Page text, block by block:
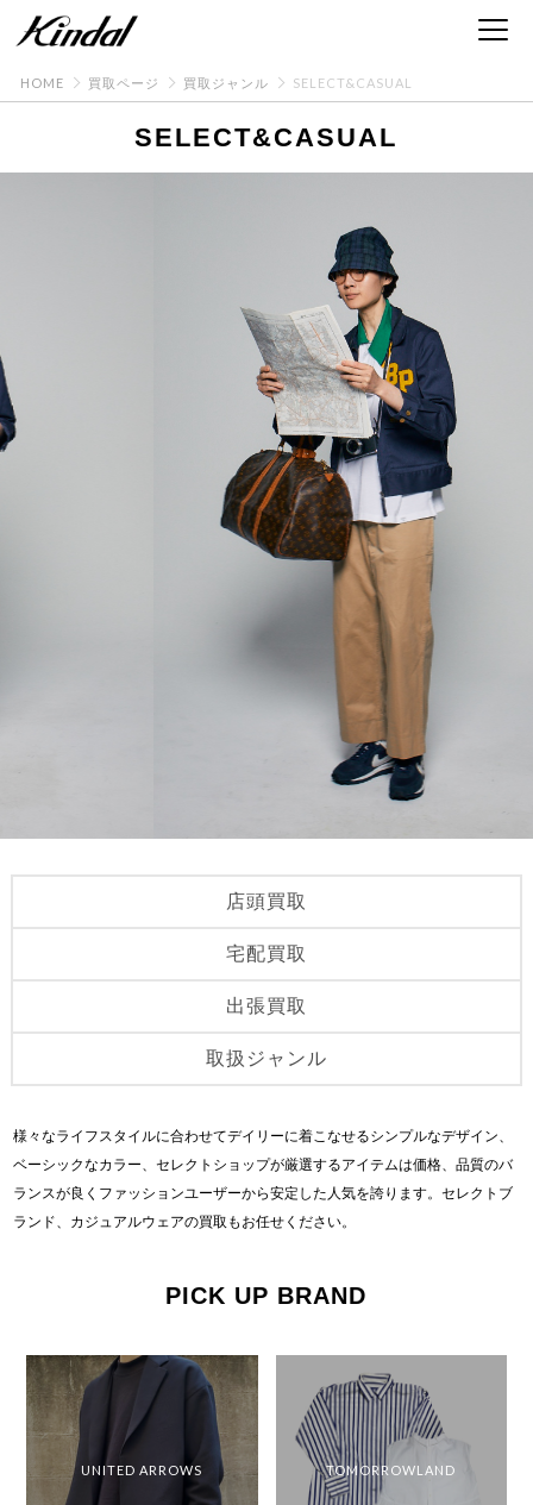
HOME 買取ページ 買取ジャンル SELECT&CASUAL
SELECT&CASUAL
セレクト＆カジュ
店頭買取
宅配買取
出張買取
取扱ジャンル
様々なライフスタイルに合わせてデイリーに着こなせるシンプルなデザイン、
ベーシックなカラー、セレクトショップが厳選するアイテムは価格、品質のバ
ランスが良く ファッションユーザーから安定した人気を誇ります。セレクトブ
ランド、カジュアルウェアの買取もお任せください。
PICK UP BRANDピックアップブランド
UNITED ARROWS TOMORROWLAND